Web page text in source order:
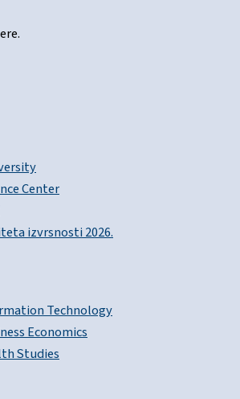
Center
izvrsnosti 2026.
Technology
Economics
Studies